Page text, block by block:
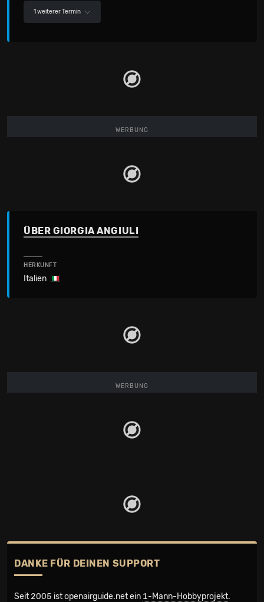
1 weiterer Termin
WERBUNG
ÜBER GIORGIA ANGIULI
HERKUNFT
Italien
WERBUNG
DANKE FÜR DEINEN SUPPORT
Seit 2005 ist openairguide.net ein 1-Mann-Hobbyprojekt.